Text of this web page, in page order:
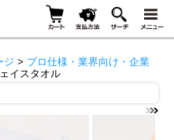
ジ > プロ仕様・業界向け・企業
イスタオル